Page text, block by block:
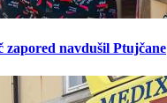
zapored navdušil Ptujčane